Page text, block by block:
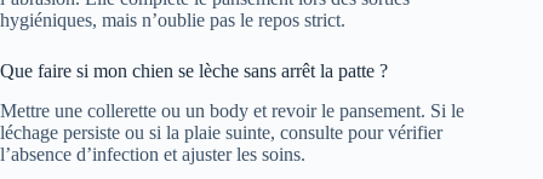
hygiéniques, mais n’oublie pas le repos strict.
Que faire si mon chien se lèche sans arrêt la patte ?
Mettre une collerette ou un body et revoir le pansement. Si le
léchage persiste ou si la plaie suinte, consulte pour vérifier
l’absence d’infection et ajuster les soins.